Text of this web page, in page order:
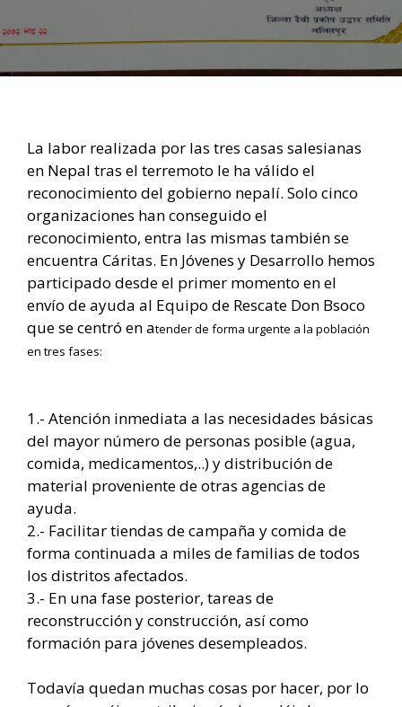
La labor realizada por las tres casas salesianas
en Nepal tras el terremoto le ha válido el
reconocimiento del gobierno nepalí. Solo cinco
organizaciones han conseguido el
reconocimiento, entra las mismas también se
encuentra Cáritas. En Jóvenes y Desarrollo hemos
participado desde el primer momento en el
envío de ayuda al Equipo de Rescate Don Bsoco
que se centró en atender de forma urgente a la población
en tres fases:
1.- Atención inmediata a las necesidades básicas
del mayor número de personas posible (agua,
comida, medicamentos,..) y distribución de
material proveniente de otras agencias de
ayuda.
2.- Facilitar tiendas de campaña y comida de
forma continuada a miles de familias de todos
los distritos afectados.
3.- En una fase posterior, tareas de
reconstrucción y construcción, así como
formación para jóvenes desempleados.
Todavía quedan muchas cosas por hacer, por lo